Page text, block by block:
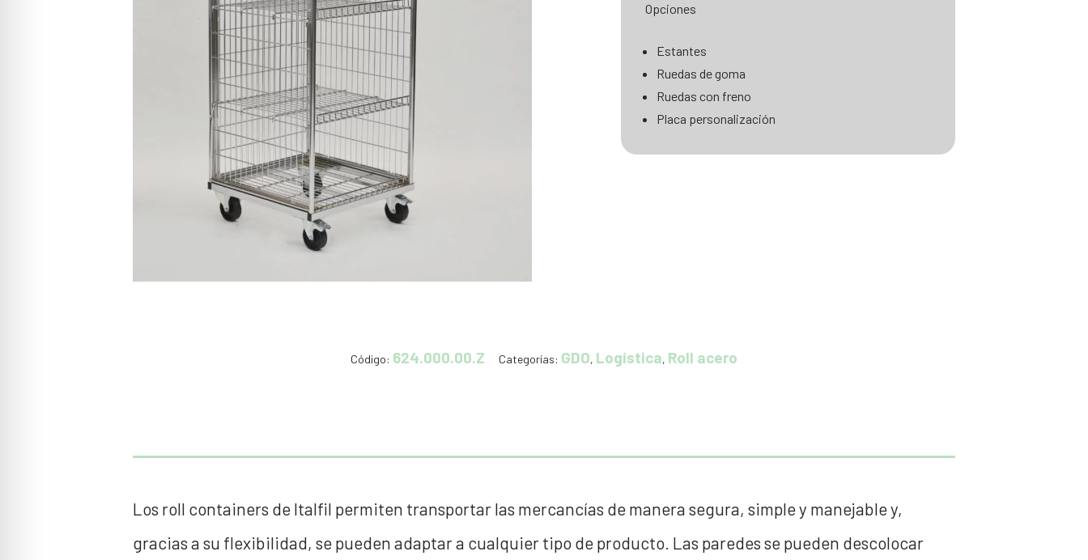
Opciones
Estantes
Ruedas de goma
Ruedas con freno
Placa personalización
Código: 624.000.00.Z Categorías: GDO, Logística, Roll acero
Los roll containers de Italfil permiten transportar las mercancías de manera segura, simple y manejable y,
gracias a su flexibilidad, se pueden adaptar a cualquier tipo de producto. Las paredes se pueden descolocar